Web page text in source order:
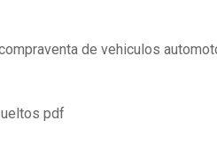
de vehiculos
pdf